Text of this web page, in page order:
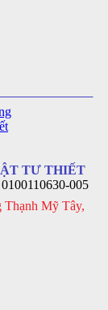
TƯ THIẾT
005
Mỹ Tây,